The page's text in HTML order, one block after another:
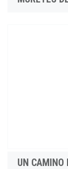
UN CAMINO